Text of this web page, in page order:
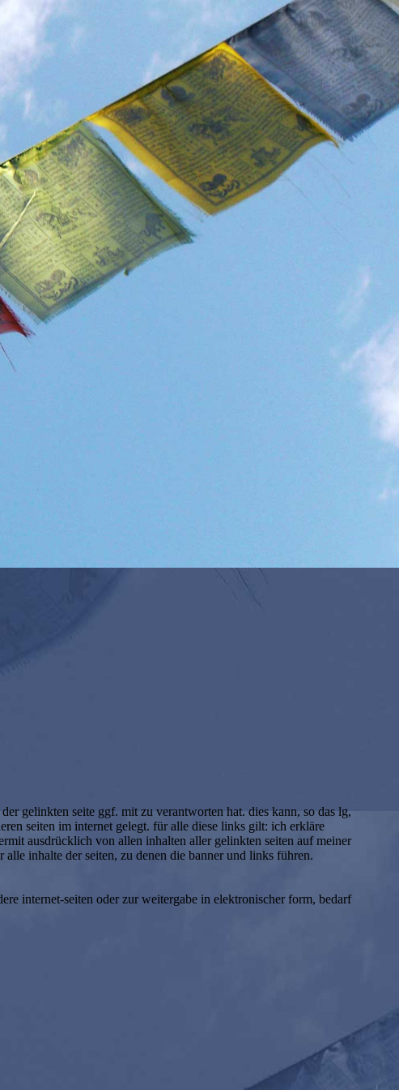
gelinkten seite ggf. mit zu verantworten hat. dies kann, so das lg,
seiten im internet gelegt. für alle diese links gilt: ich erkläre
ausdrücklich von allen inhalten aller gelinkten seiten auf meiner
inhalte der seiten, zu denen die banner und links führen.
internet-seiten oder zur weitergabe in elektronischer form, bedarf